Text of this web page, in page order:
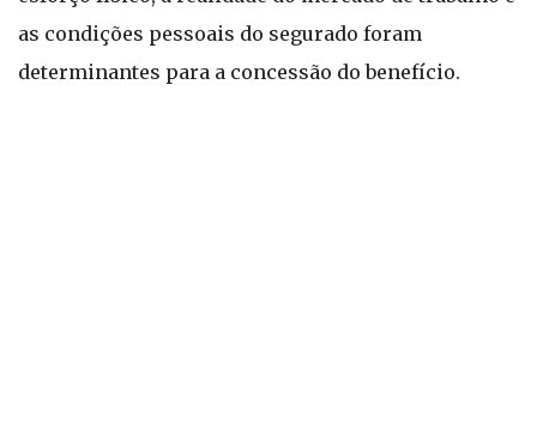
as condições pessoais do segurado foram
determinantes para a concessão do benefício.